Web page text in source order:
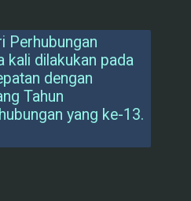
Perhubungan
kali dilakukan pada
dengan
Tahun
yang ke-13.